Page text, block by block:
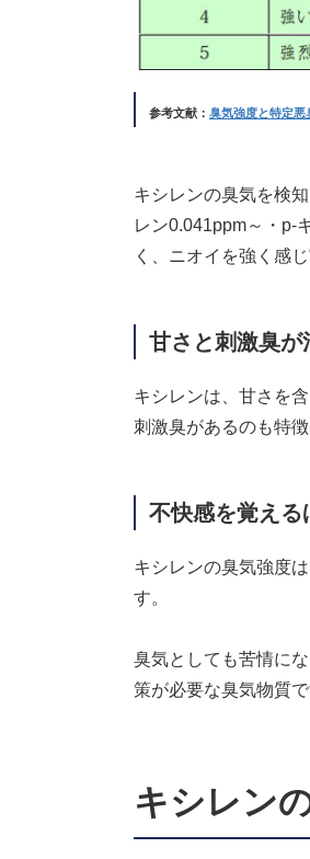
参考文献： 臭気強度と特定悪
キシレンの臭気を検
レン0.041ppm～・p-
く、ニオイを強く感
甘さと刺激臭が
キシレンは、甘さを
刺激臭があるのも特
不快感を覚える
キシレンの臭気強度
す。
臭気としても苦情に
策が必要な臭気物質で
キシレン